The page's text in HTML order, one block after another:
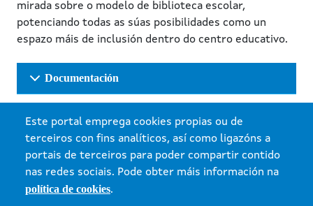
Este portal emprega cookies propias ou de
terceiros con fins analíticos, así como ligazóns a
portais de terceiros para poder compartir contido
nas redes sociais. Pode obter máis información na
política de cookies.
mirada sobre o modelo de biblioteca escolar,
potenciando todas as súas posibilidades como un
espazo máis de inclusión dentro do centro educativo.
Documentación